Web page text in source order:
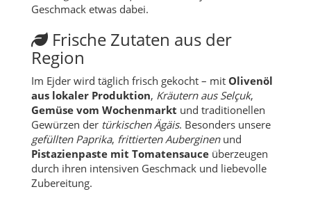
Im Ejder wird täglich frisch gekocht – mit
Gemüse vom Wochenmarktund traditionellen
Gewürzen der
gefüllten Paprika
Pistazienpaste mit Tomatensauce überzeugen
durch ihren intensiven Geschmack und liebevolle
Zubereitung.
Atmosphäre zwischen Gasse
und Geschichte
Das Restaurant befindet sich direkt an der